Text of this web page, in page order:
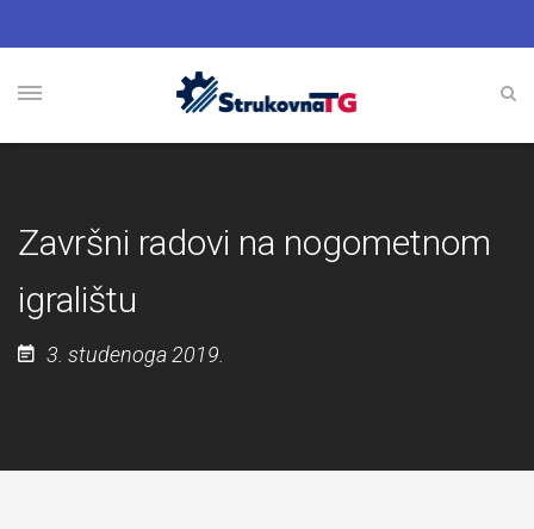
Završni radovi na nogometnom
igralištu
3. studenoga 2019.